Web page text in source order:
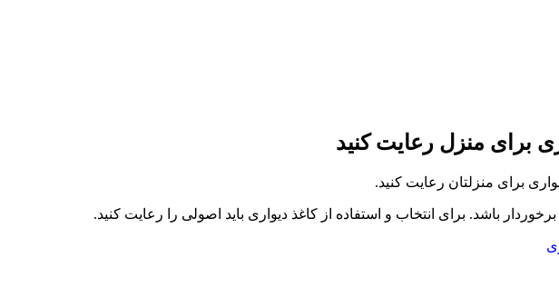
برای منزل رعایت کنید
برای منزلتان رعایت کنید.
باشد. برای انتخاب و استفاده از کاغذ دیواری باید اصولی را رعایت کنید.